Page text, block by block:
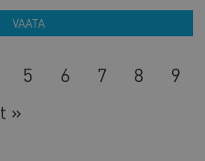
VAATA
Lehekülg
5 Lehekülg
6 Lehekülg
7 8
9
»